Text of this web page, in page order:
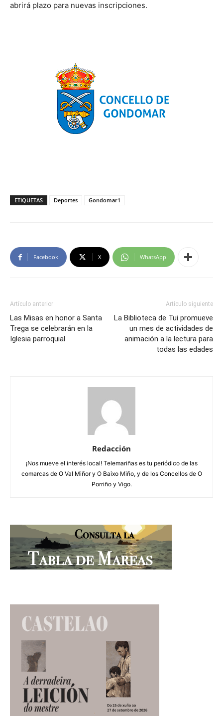
abrirá plazo para nuevas inscripciones.
ETIQUETAS Deportes Gondomar1
Facebook X WhatsApp
Artículo anterior
Las Misas en honor a Santa
Trega se celebrarán en la
Iglesia parroquial
Artículo siguiente
La Biblioteca de Tui promueve
un mes de actividades de
animación a la lectura para
todas las edades
Redacción
¡Nos mueve el interés local! Telemariñas es tu periódico de las
comarcas de O Val Miñor y O Baixo Miño, y de los Concellos de O
Porriño y Vigo.